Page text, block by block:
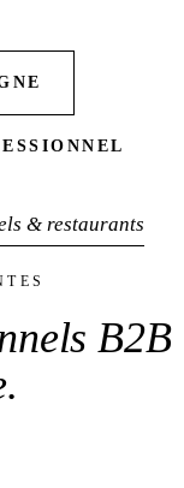
& restaurants
B2B
.